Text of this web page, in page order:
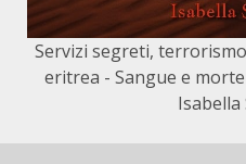
Servizi segreti,
eritrea - Sangue e
Isabella